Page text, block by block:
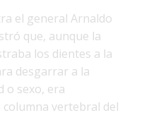
el general Arnaldo
que, aunque la
los dientes a la
desgarrar a la
o sexo, era
vertebral del